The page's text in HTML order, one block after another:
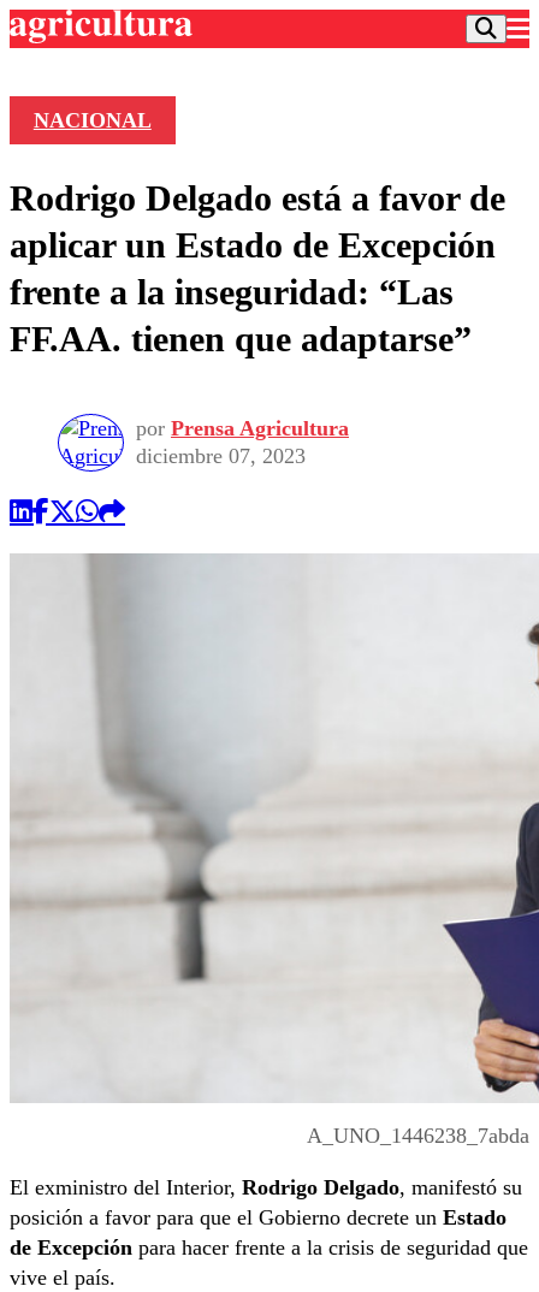
Frecuencias
Agricultura TV
Deportes
Colo Colo
Motor
Torneo Internacional
Torneo Nacional
Entretención
Noticias
Internacional
Nacional
Vida Social
Programas
NACIONAL
Rodrigo Delgado está a favor de
aplicar un Estado de Excepción
frente a la inseguridad: “Las
FF.AA. tienen que adaptarse”
por Prensa Agricultura
diciembre 07, 2023
A_UNO_1446238_7abda
El exministro del Interior, Rodrigo Delgado, manifestó su
posición a favor para que el Gobierno decrete un Estado
de Excepción para hacer frente a la crisis de seguridad que
vive el país.